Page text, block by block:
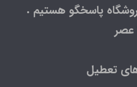
پاسخگو هستیم .
تعطیل